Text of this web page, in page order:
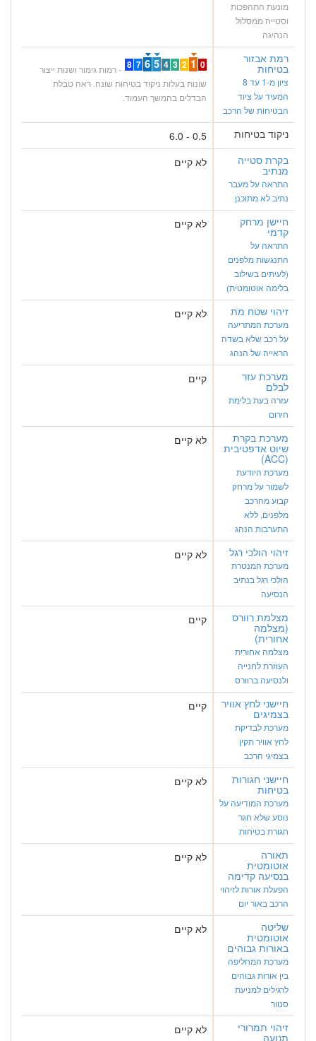
מונעת התהפכות
וסטייה ממסלול
הנהיגה
רמת אבזור
בטיחות
ציון מ-1 עד 8
המעיד על ציוד
הבטיחות של הרכב
0
1
2
3
4
5
6
7
8 - רמות גימור ושנות ייצור
שונות בעלות ניקוד בטיחות שונה. ראה טבלת
הבדלים בהמשך העמוד.
ניקוד בטיחות
0.5 - 6.0
בקרת סטייה
מנתיב
התראה על מעבר
נתיב לא מתוכנן
לא קיים
חיישן מרחק
קדמי
התראה על
התנגשות מלפנים
(לעיתים בשילוב
בלימה אוטומטית)
לא קיים
זיהוי שטח מת
מערכת המתריעה
על רכב שלא בשדה
הראייה של הנהג
לא קיים
מערכת עזר
לבלם
עזרה בעת בלימת
חירום
קיים
מערכת בקרת
שיוט אדפטיבית
(ACC)
מערכת היודעת
לשמור על מרחק
קבוע מהרכב
מלפנים, ללא
התערבות הנהג
לא קיים
זיהוי הולכי רגל
מערכת המנטרת
הולכי רגל בנתיב
הנסיעה
לא קיים
מצלמת רוורס
(מצלמה
אחורית)
מצלמה אחורית
העוזרת לחנייה
ולנסיעה ברוורס
קיים
חיישני לחץ אוויר
בצמיגים
מערכת לבדיקת
לחץ אוויר תקין
בצמיגי הרכב
קיים
חיישני חגורות
בטיחות
מערכת המודיעה על
נוסע שלא חגר
חגורת בטיחות
לא קיים
תאורה
אוטומטית
בנסיעה קדימה
הפעלת אורות לזיהוי
הרכב באור יום
לא קיים
שליטה
אוטומטית
באורות גבוהים
מערכת המחליפה
בין אורות גבוהים
לרגילים למניעת
סנוור
לא קיים
זיהוי תמרורי
תנועה
לא קיים